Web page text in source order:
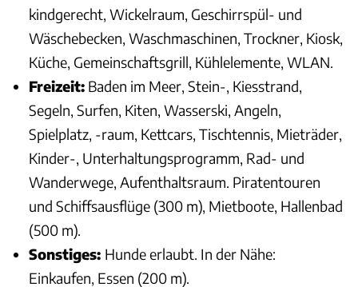
kindgerecht, Wickelraum, Geschirrspül- und
Wäschebecken, Waschmaschinen, Trockner, Kiosk,
Küche, Gemeinschaftsgrill, Kühlelemente, WLAN.
Freizeit: Baden im Meer, Stein-, Kiesstrand,
Segeln, Surfen, Kiten, Wasserski, Angeln,
Spielplatz, -raum, Kettcars, Tischtennis, Mieträder,
Kinder-, Unterhaltungsprogramm, Rad- und
Wanderwege, Aufenthaltsraum. Piratentouren
und Schiffsausflüge (300 m), Mietboote, Hallenbad
(500 m).
Sonstiges: Hunde erlaubt. In der Nähe:
Einkaufen, Essen (200 m).